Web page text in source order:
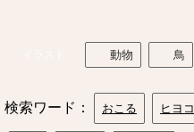
動物 鳥
検索ワード： おこる ヒヨコ